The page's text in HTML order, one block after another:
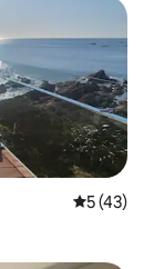
gosti”
Prosječna
5 (43)